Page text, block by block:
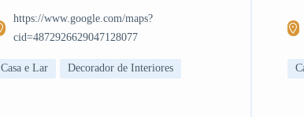
https://www.google.com/maps?
cid=4872926629047128077
Casa e Lar Decorador de Interiores